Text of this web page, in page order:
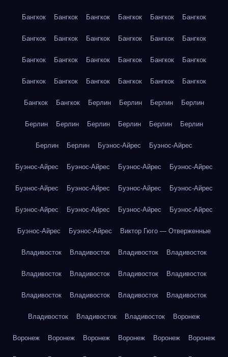
Бангкок Бангкок Бангкок Бангкок Бангкок Бангкок
Бангкок Бангкок Бангкок Бангкок Бангкок Бангкок
Бангкок Бангкок Бангкок Бангкок Бангкок Бангкок
Бангкок Бангкок Бангкок Бангкок Бангкок Бангкок
Бангкок Бангкок Берлин Берлин Берлин Берлин
Берлин Берлин Берлин Берлин Берлин Берлин
Берлин Берлин Буэнос-Айрес Буэнос-Айрес
Буэнос-Айрес Буэнос-Айрес Буэнос-Айрес Буэнос-Айрес
Буэнос-Айрес Буэнос-Айрес Буэнос-Айрес Буэнос-Айрес
Буэнос-Айрес Буэнос-Айрес Буэнос-Айрес Буэнос-Айрес
Буэнос-Айрес Буэнос-Айрес Виктор Гюго — Отверженные
Владивосток Владивосток Владивосток Владивосток
Владивосток Владивосток Владивосток Владивосток
Владивосток Владивосток Владивосток Владивосток
Владивосток Владивосток Владивосток Воронеж
Воронеж Воронеж Воронеж Воронеж Воронеж Воронеж